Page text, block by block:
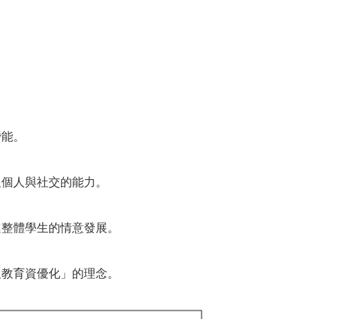
。
人與社交的能力。
體學生的情意發展。
育資優化」的理念。